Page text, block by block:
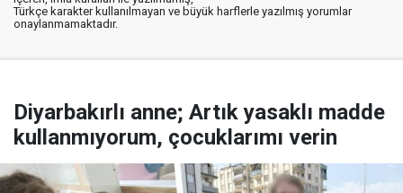
Türkçe karakter kullanılmayan ve büyük harflerle yazılmış yorumlar
onaylanmamaktadır.
Diyarbakırlı anne; Artık yasaklı madde
kullanmıyorum, çocuklarımı verin